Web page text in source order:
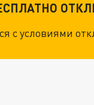
с условиями